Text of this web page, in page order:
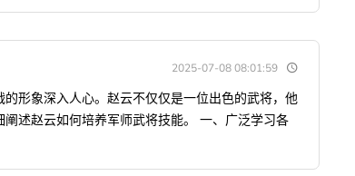
2025-07-08 08:01:59
形象深入人心。赵云不仅仅是一位出色的武将，他
述赵云如何培养军师武将技能。 一、广泛学习各